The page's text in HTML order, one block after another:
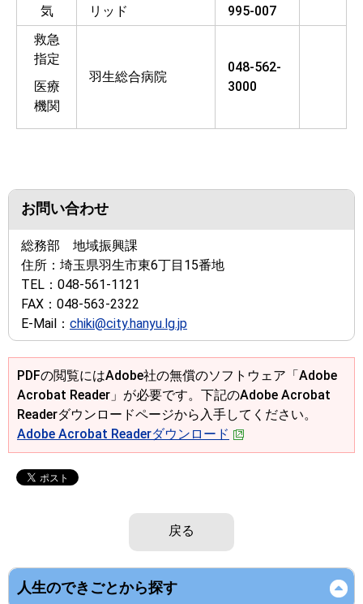
気
リッド
995-007
救急
指定
医療
機関
羽生総合病院
048-562-
3000
お問い合わせ
総務部 地域振興課
住所： 埼玉県羽生市東6丁目15番地
TEL： 048-561-1121
FAX： 048-563-2322
E-Mail： chiki@city.hanyu.lg.jp
PDFの閲覧にはAdobe社の無償のソフトウェア「Adobe
Acrobat Reader」が必要です。下記のAdobe Acrobat
Readerダウンロードページから入手してください。
Adobe Acrobat Readerダウンロード
戻る
人生のできごとから探す